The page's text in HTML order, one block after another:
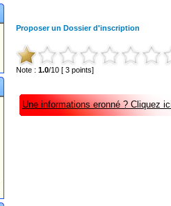
Proposer un Dossier d'inscription
Note : 1.0/10 [ 3 points]
Une informations eronné ? Cliquez